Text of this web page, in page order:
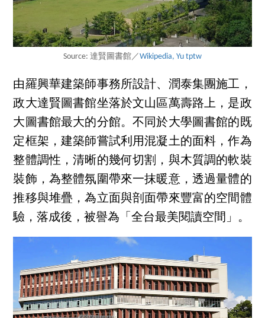
Source: 達賢圖書館／Wikipedia, Yu tptw
由羅興華建築師事務所設計、潤泰集團施工，
政大達賢圖書館坐落於文山區萬壽路上，是政
大圖書館最大的分館。不同於大學圖書館的既
定框架，建築師嘗試利用混凝土的面料，作為
整體調性，清晰的幾何切割，與木質調的軟裝
裝飾，為整體氛圍帶來一抹暖意，透過量體的
推移與堆疊，為立面與剖面帶來豐富的空間體
驗，落成後，被譽為「全台最美閱讀空間」。